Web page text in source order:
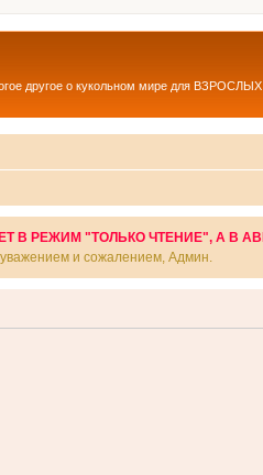
другое о кукольном мире для ВЗРОСЛЫХ
РЕЖИМ "ТОЛЬКО ЧТЕНИЕ", А В
уважением и сожалением, Админ.